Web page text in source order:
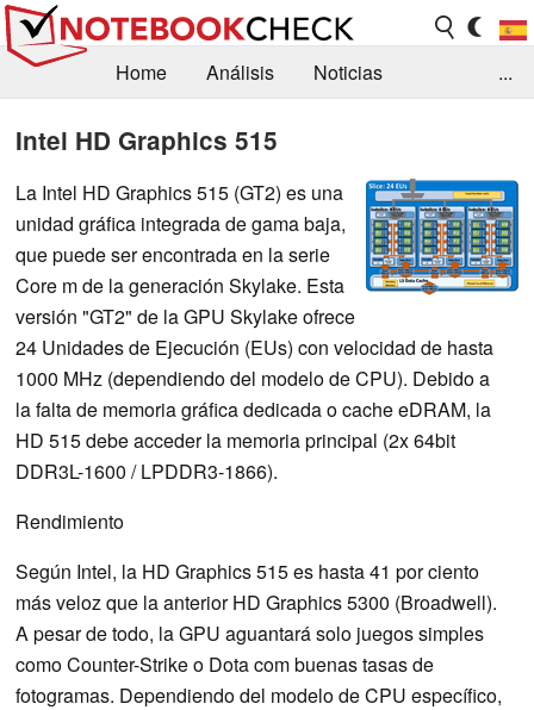
Home Análisis
Noticias
Contacto
...
Intel HD Graphics 515
La Intel HD Graphics 515 (GT2) es una
unidad gráfica integrada de gama baja,
que puede ser encontrada en la serie
Core m de la generación Skylake. Esta
versión "GT2" de la GPU Skylake ofrece
24 Unidades de Ejecución (EUs) con velocidad de hasta
1000 MHz (dependiendo del modelo de CPU). Debido a
la falta de memoria gráfica dedicada o cache eDRAM, la
HD 515 debe acceder la memoria principal (2x 64bit
DDR3L-1600 / LPDDR3-1866).
Rendimiento
Según Intel, la HD Graphics 515 es hasta 41 por ciento
más veloz que la anterior HD Graphics 5300 (Broadwell).
A pesar de todo, la GPU aguantará solo juegos simples
como Counter-Strike o Dota com buenas tasas de
fotogramas. Dependiendo del modelo de CPU específico,